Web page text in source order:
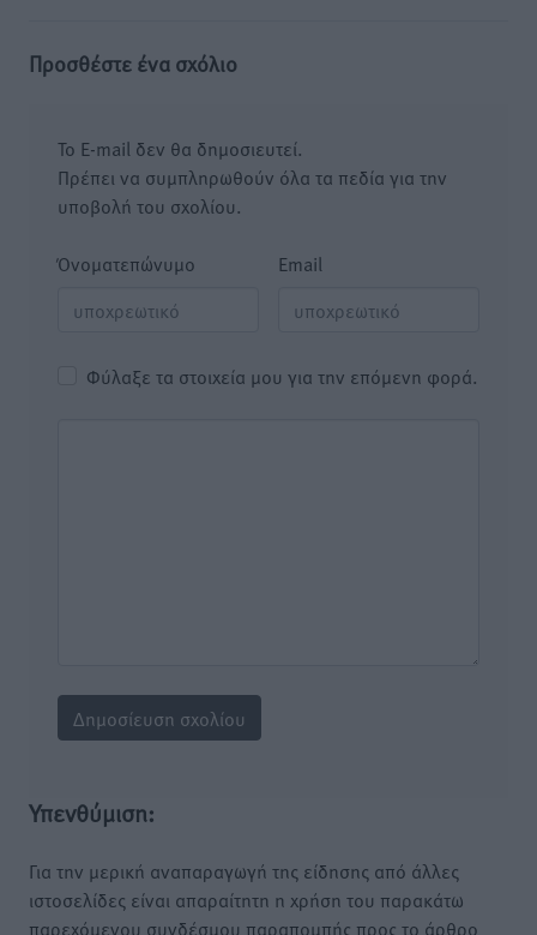
Προσθέστε ένα σχόλιο
Το E-mail δεν θα δημοσιευτεί.
Πρέπει να συμπληρωθούν όλα τα πεδία για την
υποβολή του σχολίου.
Όνοματεπώνυμο Email
Φύλαξε τα στοιχεία μου για την επόμενη φορά.
Υπενθύμιση:
Για την μερική αναπαραγωγή της είδησης από άλλες
ιστοσελίδες είναι απαραίτητη η χρήση του παρακάτω
παρεχόμενου συνδέσμου παραπομπής προς το άρθρο